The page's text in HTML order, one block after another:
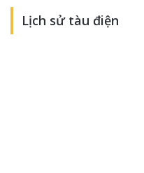
Lịch sử tàu điện